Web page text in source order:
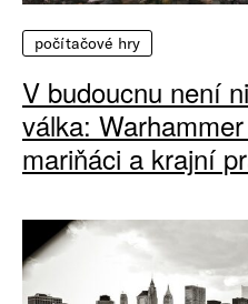
počítačové hry
V budoucnu není
válka:
mariňáci a krajní